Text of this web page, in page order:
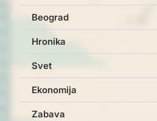
Beograd
Hronika
Svet
Ekonomija
Zabava